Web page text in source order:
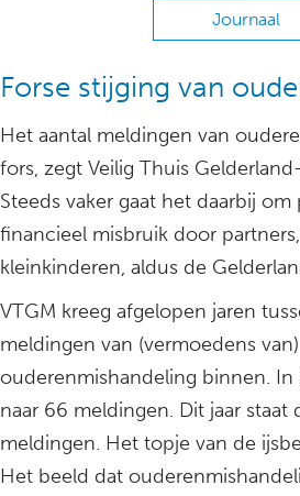
Journaal
Forse stijging van
Het aantal meldingen van
fors, zegt Veilig Thuis
Steeds vaker gaat het daarbij
financieel misbruik door
kleinkinderen, aldus de
VTGM kreeg afgelopen jaren
meldingen van (vermoedens van)
ouderenmishandeling binnen. In
naar 66 meldingen. Dit jaar staat
meldingen. Het topje van de
Het beeld dat